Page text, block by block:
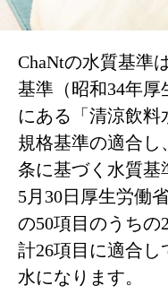
ChaNtの水質基準
基準（昭和34年厚
にある「清涼飲料
規格基準の適合し
条に基づく水質基
5月30日厚生労働省
の50項目のうちの
計26項目に適合し
水になります。